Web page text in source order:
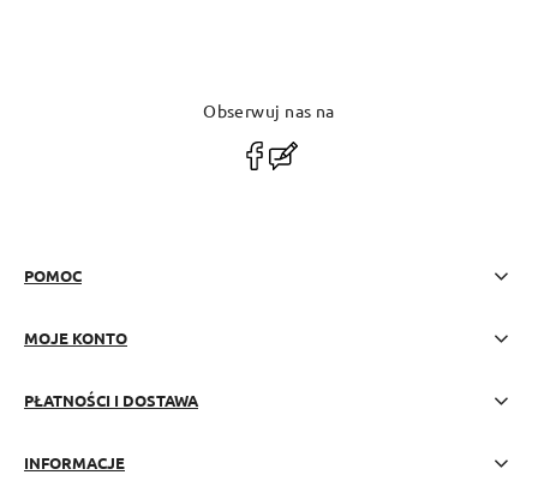
Obserwuj nas na
POMOC
MOJE KONTO
PŁATNOŚCI I DOSTAWA
INFORMACJE